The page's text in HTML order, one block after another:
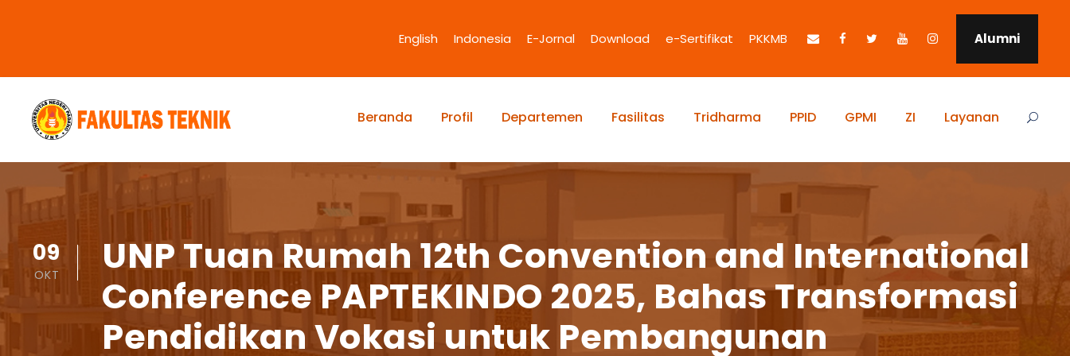
English Indonesia E-Jornal Download e-Sertifikat PKKMB Alumni
Beranda Profil Departemen Fasilitas Tridharma PPID GPMI ZI Layanan
09
OKT
UNP Tuan Rumah 12th Convention and International
Conference PAPTEKINDO 2025, Bahas Transformasi
Pendidikan Vokasi untuk Pembangunan